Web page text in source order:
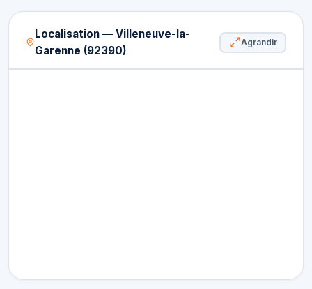
Localisation — Villeneuve-la-
Garenne (92390)
Agrandir